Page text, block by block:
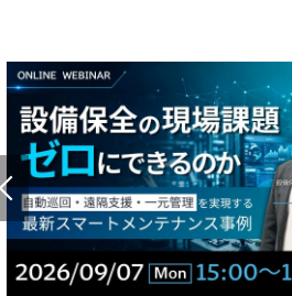
設備点検・監視現場支援異常検知デジ
ロボット最適化 IoTAIRPAスマートグラス